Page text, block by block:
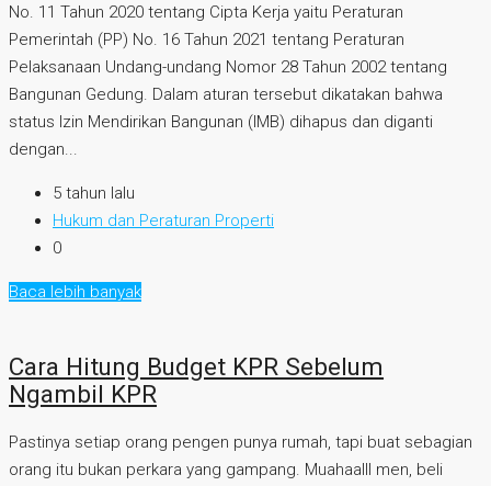
No. 11 Tahun 2020 tentang Cipta Kerja yaitu Peraturan
Pemerintah (PP) No. 16 Tahun 2021 tentang Peraturan
Pelaksanaan Undang-undang Nomor 28 Tahun 2002 tentang
Bangunan Gedung. Dalam aturan tersebut dikatakan bahwa
status Izin Mendirikan Bangunan (IMB) dihapus dan diganti
dengan...
5 tahun lalu
Hukum dan Peraturan Properti
0
Baca lebih banyak
Cara Hitung Budget KPR Sebelum
Ngambil KPR
Pastinya setiap orang pengen punya rumah, tapi buat sebagian
orang itu bukan perkara yang gampang. Muahaalll men, beli